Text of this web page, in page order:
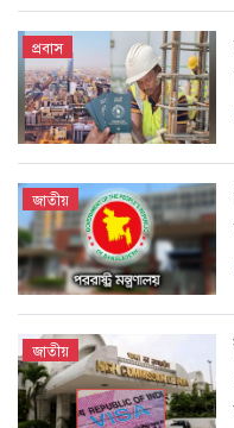
প্রবাস
জাতীয়
জাতীয়